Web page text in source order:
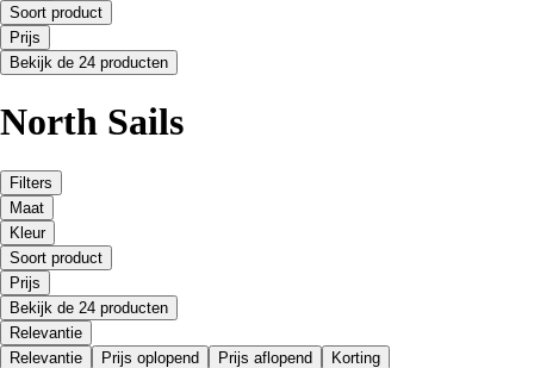
Soort product
Prijs
Bekijk de 24 producten
North Sails
Filters
Maat
Kleur
Soort product
Prijs
Bekijk de 24 producten
Relevantie
Relevantie
Prijs oplopend Prijs aflopend Korting